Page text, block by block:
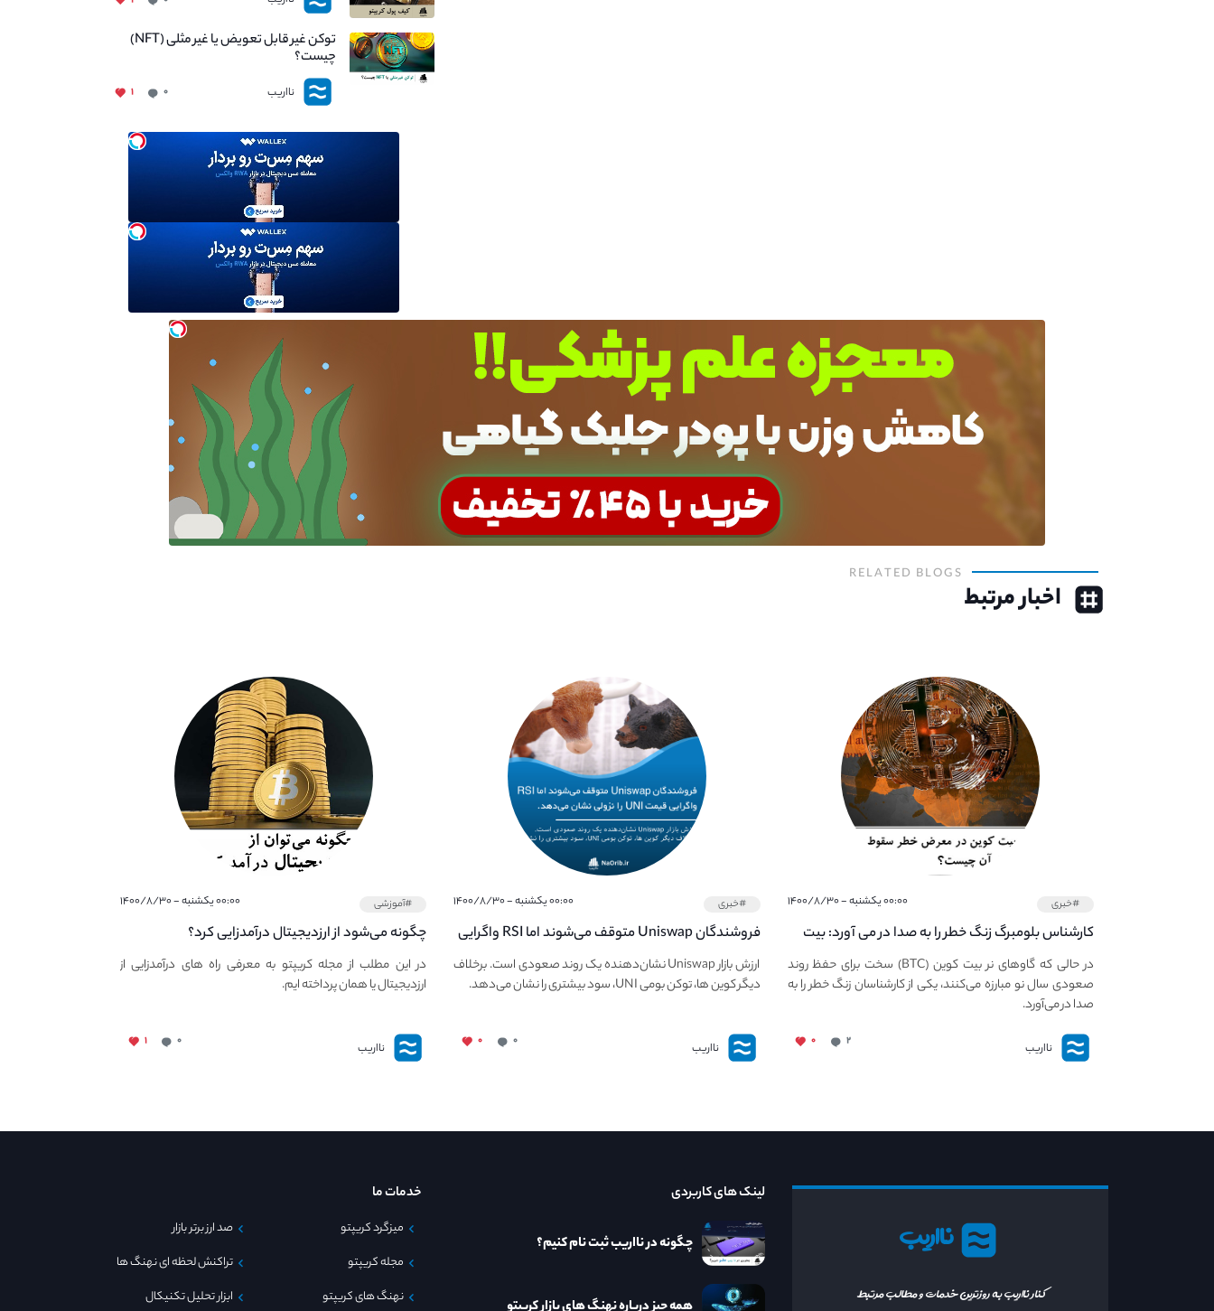
توکن غیر قابل تعویض یا غیر مثلی (NFT)
چیست؟
نااریب ۰ ۱
RELATED BLOGS
اخبار مرتبط
#خبری ۰۰:۰۰ یکشنبه - ۱۴۰۰/۸/۳۰
کارشناس بلومبرگ زنگ خطر را به صدا در می آورد: بیت
کوین در معرض خطر سقوط بزرگ است - دلیل آن
چیست؟
در حالی که گاوهای نر بیت کوین (BTC) سخت برای حفظ روند
صعودی سال نو مبارزه می‌کنند، یکی از کارشناسان زنگ خطر را به
صدا در می‌آورد.
نااریب ۲ ۰
#خبری ۰۰:۰۰ یکشنبه - ۱۴۰۰/۸/۳۰
فروشندگان Uniswap متوقف می‌شوند اما RSI واگرایی
قیمت UNI نزولی را توسعه می‌دهد.
ارزش بازار Uniswap نشان‌دهنده یک روند صعودی است. برخلاف
دیگر کوین ها، توکن بومی UNI، سود بیشتری را نشان می‌دهد.
نااریب ۰ ۰
#آموزشی ۰۰:۰۰ یکشنبه - ۱۴۰۰/۸/۳۰
چگونه می‌شود از ارزدیجیتال درآمدزایی کرد؟
در این مطلب از مجله کریپتو به معرفی راه های درآمدزایی از
ارزدیجیتال یا همان پرداخته ایم.
نااریب ۰ ۱
نااریب
کنار نااریب به روزترین خدمات و مطالب مرتبط
لینک های کاربردی
چگونه در نااریب ثبت نام کنیم؟
خدمات ما
میزگرد کریپتو
مجله کریپتو
نهنگ های کریپتو
صد ارز برتر بازار
تراکنش لحظه ای نهنگ ها
ابزار تحلیل تکنیکال